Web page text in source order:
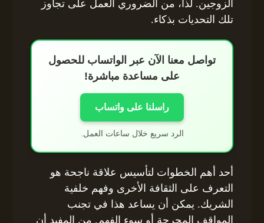
الزوجين. لذا، من الضروري العمل على تجاوز
تلك التحديات بذكاء.
تواصل معنا الآن عبر الواتساب للحصول
على مساعدة مباشرة!
راسلنا على واتساب
الرد سريع خلال ساعات العمل.
أحد أهم الخطوات لتأسيس علاقة ناجحة هو
التعرف على الثقافة الأخرى وفهم خلفية
الشريك. يمكن أن يساعد هذا في تجنب
المواقف المحرجة أو سوء الفهم. من المفيد أن